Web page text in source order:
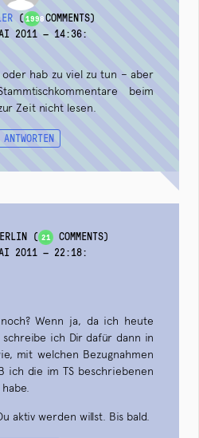
(1998COMMENTS)
2011 — 14:36:
hab zu viel zu tun – aber
beim
Zeit nicht lesen.
ANTWORTEN
( 21
COMMENTS)
2011 — 22:18:
Wenn ja, da ich heute
ich Dir dafür dann in
mit welchen Bezugnahmen
ich die im TS beschriebenen
aktiv werden willst. Bis bald.